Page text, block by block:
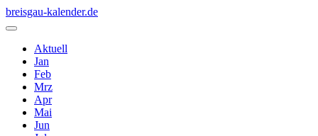
breisgau-kalender.de
Aktuell
Jan
Feb
Mrz
Apr
Mai
Jun